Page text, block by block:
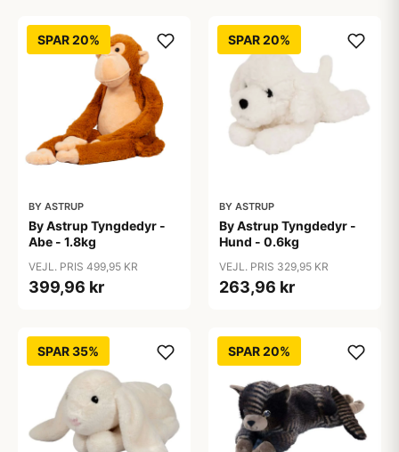
SPAR 20%
BY ASTRUP
By Astrup Tyngdedyr -
Abe - 1.8kg
VEJL. PRIS 499,95 KR
399,96 kr
SPAR 20%
BY ASTRUP
By Astrup Tyngdedyr -
Hund - 0.6kg
VEJL. PRIS 329,95 KR
263,96 kr
SPAR 35% SPAR 20%